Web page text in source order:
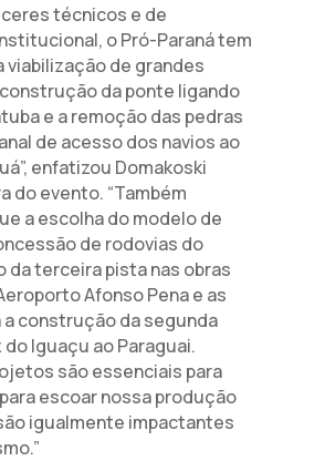
técnicos e de
o Pró-Paraná tem
viabilização de grandes
da ponte ligando
e a remoção das pedras
de acesso dos navios ao
enfatizou Domakoski
do evento. “Também
a escolha do modelo de
de rodovias do
da terceira pista nas obras
Afonso Pena e as
construção da segunda
Iguaçu ao Paraguai.
são essenciais para
escoar nossa produção
igualmente impactantes